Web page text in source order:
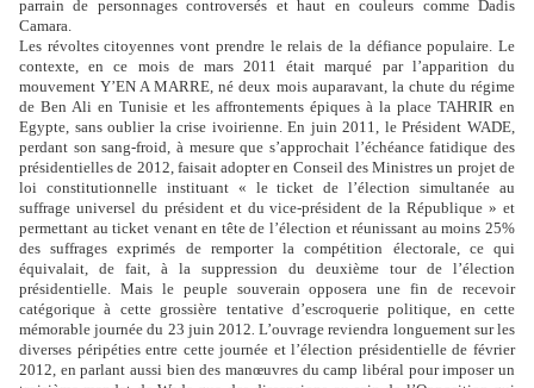
parrain de personnages controversés et haut en couleurs comme Dadis
Camara.
Les révoltes citoyennes vont prendre le relais de la défiance populaire. Le
contexte, en ce mois de mars 2011 était marqué par l’apparition du
mouvement Y’EN A MARRE, né deux mois auparavant, la chute du régime
de Ben Ali en Tunisie et les affrontements épiques à la place TAHRIR en
Egypte, sans oublier la crise ivoirienne. En juin 2011, le Président WADE,
perdant son sang-froid, à mesure que s’approchait l’échéance fatidique des
présidentielles de 2012, faisait adopter en Conseil des Ministres un projet de
loi constitutionnelle instituant « leticket de l’élection simultanée au
suffrage universel du président et du vice-président de la République » et
permettant au ticket venant en tête de l’élection et réunissant au moins 25%
des suffrages exprimés de remporter la compétition électorale, ce qui
équivalait, de fait, à la suppression du deuxième tour de l’élection
présidentielle. Mais le peuple souverain opposera une fin de recevoir
catégorique à cette grossière tentative d’escroquerie politique, en cette
mémorable journée du 23 juin 2012. L’ouvrage reviendra longuement sur les
diverses péripéties entre cette journée et l’élection présidentielle de février
2012, en parlant aussi bien des manœuvres du camp libéral pour imposer un